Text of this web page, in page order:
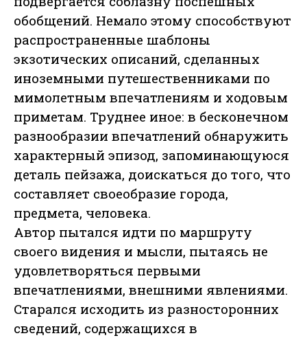
обобщений. Немало этому способствуют
распространенные шаблоны
экзотических описаний, сделанных
иноземными путешественниками по
мимолетным впечатлениям и ходовым
приметам. Труднее иное: в бесконечном
разнообразии впечатлений обнаружить
характерный эпизод, запоминающуюся
деталь пейзажа, доискаться до того, что
составляет своеобразие города,
предмета, человека.
Автор пытался идти по маршруту
своего видения и мысли, пытаясь не
удовлетворяться первыми
впечатлениями, внешними явлениями.
Старался исходить из разносторонних
сведений, содержащихся в